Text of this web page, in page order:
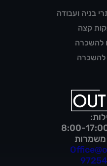
משמרות
בניה ועבודה
קצה
להשכרה
להשכרה